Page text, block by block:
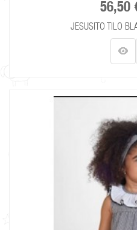
56,50
JESUSITO TILO